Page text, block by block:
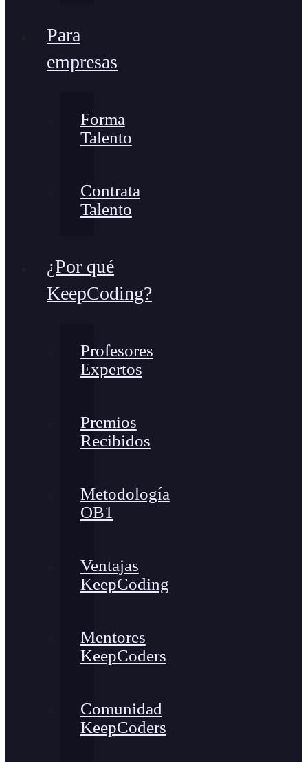
Para
empresas
Forma
Talento
Contrata
Talento
¿Por qué
KeepCoding?
Profesores
Expertos
Premios
Recibidos
Metodología
OB1
Ventajas
KeepCoding
Mentores
KeepCoders
Comunidad
KeepCoders